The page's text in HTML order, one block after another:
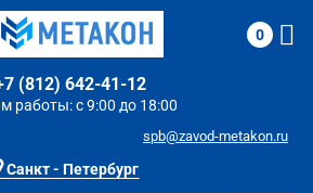
Санкт - Петербург
работы: с 9:00 до 18:00
(812) 642-41-12
spb@zavod-metakon.ru
0